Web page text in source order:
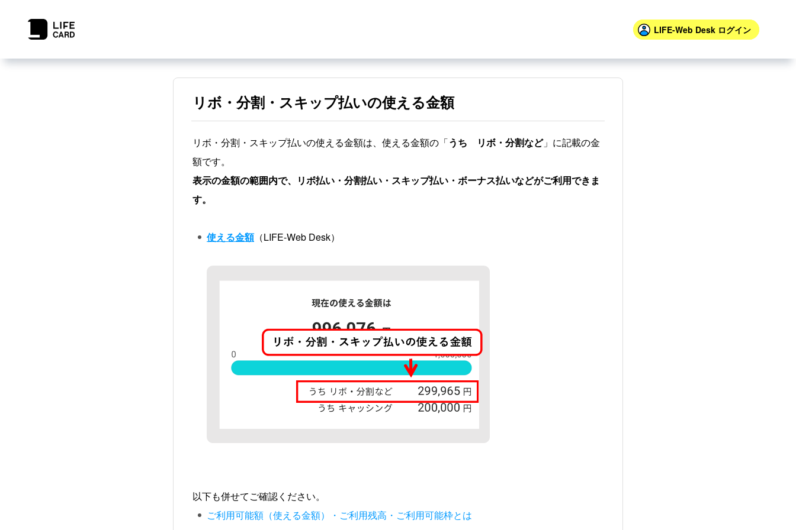
LIFE-Web Desk ログイン
リボ・分割・スキップ払いの使える金額
リボ・分割・スキップ払いの使える金額は、使える金額の「うち リボ・分割など」に記載の金
額です。
表示の金額の範囲内で、リボ払い・分割払い・スキップ払い・ボーナス払いなどがご利用できま
す。
使える金額（LIFE-Web Desk）
以下も併せてご確認ください。
ご利用可能額（使える金額）・ご利用残高・ご利用可能枠とは